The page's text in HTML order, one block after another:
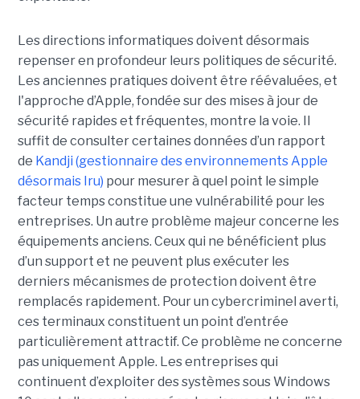
Les directions informatiques doivent désormais
repenser en profondeur leurs politiques de sécurité.
Les anciennes pratiques doivent être réévaluées, et
l'approche d’Apple, fondée sur des mises à jour de
sécurité rapides et fréquentes, montre la voie. Il
suffit de consulter certaines données d’un rapport
de Kandji (gestionnaire des environnements Apple
désormais Iru) pour mesurer à quel point le simple
facteur temps constitue une vulnérabilité pour les
entreprises. Un autre problème majeur concerne les
équipements anciens. Ceux qui ne bénéficient plus
d’un support et ne peuvent plus exécuter les
derniers mécanismes de protection doivent être
remplacés rapidement. Pour un cybercriminel averti,
ces terminaux constituent un point d’entrée
particulièrement attractif. Ce problème ne concerne
pas uniquement Apple. Les entreprises qui
continuent d’exploiter des systèmes sous Windows